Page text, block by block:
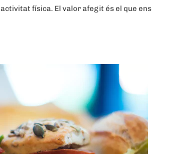
física. El valor afegit és el que ens